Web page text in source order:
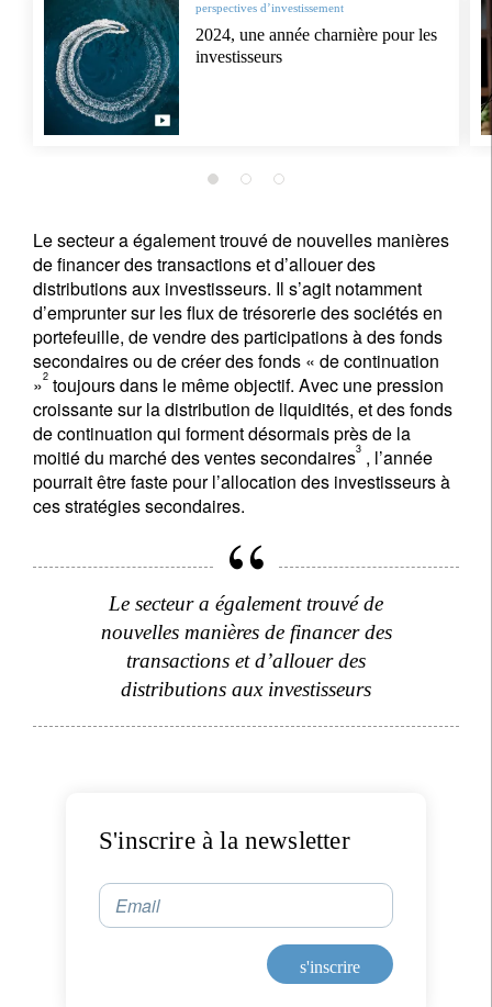
perspectives d’investissement
2024, une année charnière pour les
investisseurs
Le secteur a également trouvé de nouvelles manières
de financer des transactions et d’allouer des
distributions aux investisseurs. Il s’agit notamment
d’emprunter sur les flux de trésorerie des sociétés en
portefeuille, de vendre des participations à des fonds
secondaires ou de créer des fonds « de continuation
»2 toujours dans le même objectif. Avec une pression
croissante sur la distribution de liquidités, et des fonds
de continuation qui forment désormais près de la
moitié du marché des ventes secondaires3 , l’année
pourrait être faste pour l’allocation des investisseurs à
ces stratégies secondaires.
Le secteur a également trouvé de
nouvelles manières de financer des
transactions et d’allouer des
distributions aux investisseurs
S'inscrire à la newsletter
Email
s'inscrire